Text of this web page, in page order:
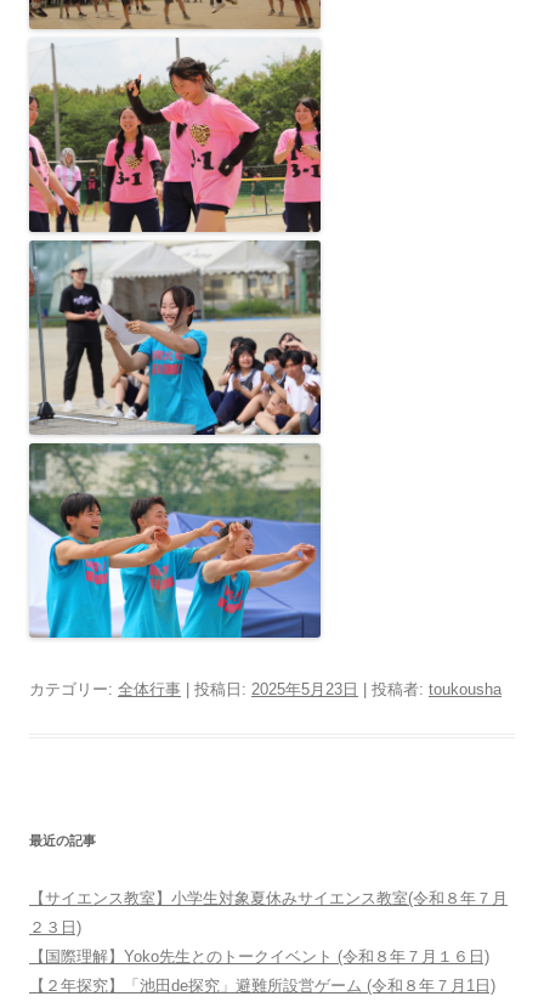
カテゴリー: 全体行事 | 投稿日: 2025年5月23日 投稿者: toukousha
最近の記事
【サイエンス教室】小学生対象夏休みサイエンス教室(令和８年７月
２３日)
【国際理解】Yoko先生とのトークイベント (令和８年７月１６日)
【２年探究】「池田de探究」避難所設営ゲーム (令和８年７月1日)